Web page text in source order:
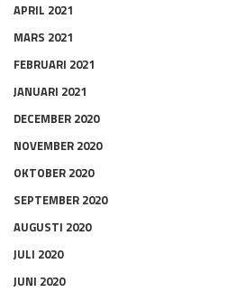
APRIL 2021
MARS 2021
FEBRUARI 2021
JANUARI 2021
DECEMBER 2020
NOVEMBER 2020
OKTOBER 2020
SEPTEMBER 2020
AUGUSTI 2020
JULI 2020
JUNI 2020